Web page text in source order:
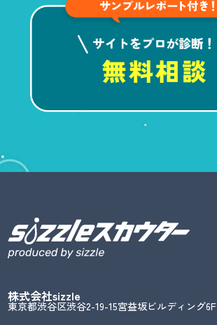
株式会社sizzle
東京都渋谷区渋谷2-19-15宮益坂ビルディング6F